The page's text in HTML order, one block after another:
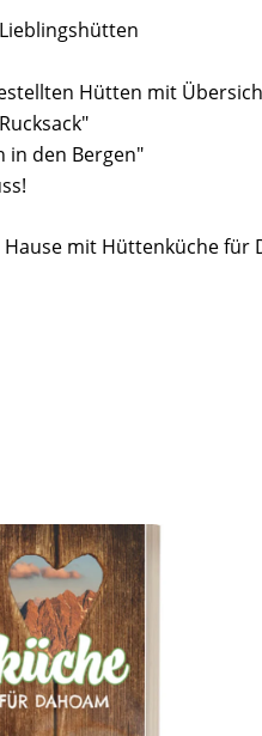
Hütten mit
in den Bergen"
mit Hütten­küche für